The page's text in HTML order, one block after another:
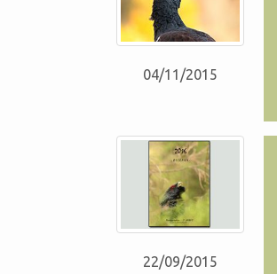
04/11/2015
22/09/2015